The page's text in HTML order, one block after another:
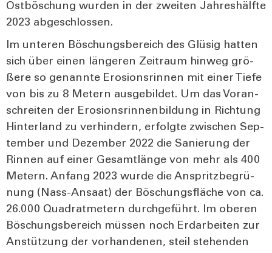
Ost­bö­schung wur­den in der zwei­ten Jah­res­hälf­te
2023 abge­schlos­sen.
Im unte­ren Böschungs­be­reich des Glüsig hat­ten
sich über einen län­ge­ren Zeit­raum hin­weg grö­
ße­re so genann­te Ero­si­ons­rin­nen mit einer Tie­fe
von bis zu 8 Metern aus­ge­bil­det. Um das Vor­an­
schrei­ten der Ero­si­ons­rin­nen­bil­dung in Rich­tung
Hin­ter­land zu ver­hin­dern, erfolg­te zwi­schen Sep­
tem­ber und Dezem­ber 2022 die Sanie­rung der
Rin­nen auf einer Gesamt­län­ge von mehr als 400
Metern. Anfang 2023 wur­de die Anspritz­be­grü­
nung (Nass-Ansaat) der Böschungs­flä­che von ca.
26.000 Qua­drat­me­tern durch­ge­führt. Im obe­ren
Böschungs­be­reich müs­sen noch Erd­ar­bei­ten zur
Anstüt­zung der vor­han­de­nen, steil ste­hen­den